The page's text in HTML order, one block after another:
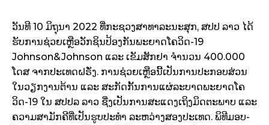
ວັນທີ 10 ມິຖຸນາ 2022 ທີ່ກະຊວງສາທາລະນະສຸກ, ສປປ ລາວ ໄດ້
ຮັບການຊ່ວຍເຫຼືອວັກຊິນປ້ອງກັນພະຍາດໂຄວິດ-19
Johnson&Johnson ແລະ ເຂັມສັກຢາ ຈຳນວນ 400.000
ໂດສ ຈາກປະເທດຝຣັ່ງ. ການຊ່ວຍເຫຼືອນີ້ເປັນການປະກອບສ່ວນ
ໃນວຽກງານຕ້ານ ແລະ ສະກັດກັ້ນການແຜ່ລະບາດພະຍາດໂຄ
ວິດ-19 ໃນ ສປປລ ລາວ ຊື່ງເປັນການສະແດງເຖິງມິດຕະພາບ ແລະ
ຄວາມສາມັກຄີທີ່ເປັນຮູບປະທຳ ລະຫວ່າງສອງປະເທດ. ພິທີມອບ-